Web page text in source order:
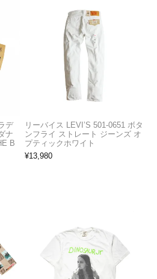
デ
ナ
B
リーバイス LEVI’S 501-0651 ボタ
ンフライ ストレート ジーンズ オ
プティックホワイト
¥13,980